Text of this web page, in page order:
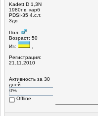
Kadett D 1,3N
1980г.в. карб
PDSI-35 4.с.т.
3дв
Пол:
Возраст: 50
Из:
Регистрация:
21.11.2010
Активность за 30
дней
0%
Offline